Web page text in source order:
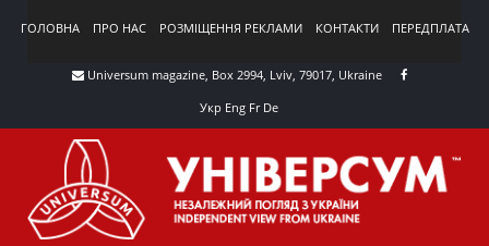
ГОЛОВНА ПРО НАС РОЗМІЩЕННЯ РЕКЛАМИ КОНТАКТИ ПЕРЕДПЛАТА
Universum magazine, Box 2994, Lviv, 79017, Ukraine
Укр Eng Fr De